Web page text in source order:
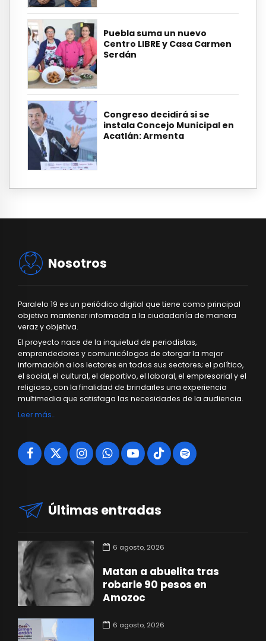
Puebla suma un nuevo
Centro LIBRE y Casa Carmen
Serdán
Congreso decidirá si se
instala Concejo Municipal en
Acatlán: Armenta
Nosotros
Paralelo 19 es un periódico digital que tiene como principal
objetivo mantener informada a la ciudadanía de manera
veraz y objetiva.
El proyecto nace de la inquietud de periodistas,
emprendedores y comunicólogos de otorgar la mejor
información a los lectores en todos sus sectores; el político,
el social, el cultural, el deportivo, el laboral, el empresarial y el
religioso, con la finalidad de brindarles una experiencia
multimedia que satisfaga las necesidades de la audiencia.
Leer más…
Últimas entradas
6 agosto, 2026
Matan a abuelita tras
robarle 90 pesos en
Amozoc
6 agosto, 2026